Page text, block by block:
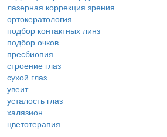
лазерная коррекция зрения
ортокератология
подбор контактных линз
подбор очков
пресбиопия
строение глаз
сухой глаз
увеит
усталость глаз
халязион
цветотерапия